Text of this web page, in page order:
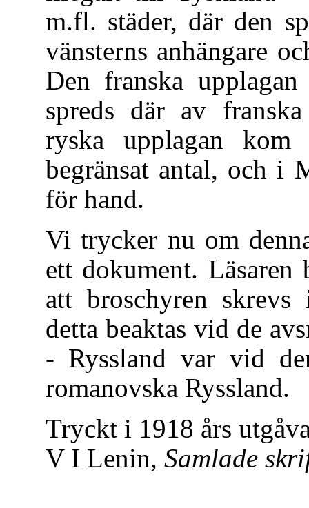
m.fl. städer, där den
vänsterns anhängare
Den franska
spreds där av franska
ryska upplagan
begränsat antal, och i
för hand.
Vi trycker nu om
ett dokument.
att broschyren
detta beaktas vid de
- Ryssland var vid
romanovska Ryssland.
Tryckt i 1918 års
V I Lenin, Samlade